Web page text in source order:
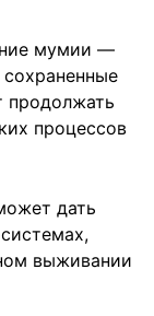
мумии —
сохраненные
продолжать
процессов
дать
выживании